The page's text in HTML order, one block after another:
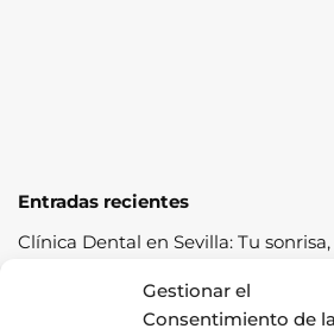
Gestionar el
Consentimiento de
Entradas recientes
Clínica Dental en Sevilla: Tu
Cómo pasar la ITV a la primera:
consejos prácticos